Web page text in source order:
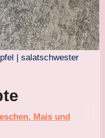
| salatschwester
Mais und